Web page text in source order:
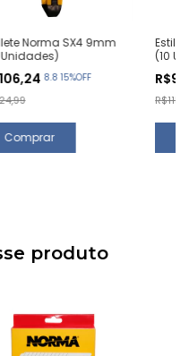
Norma SX4 9mm
Unidades)
8.8 15%OFF
(10
R$115,11
produto